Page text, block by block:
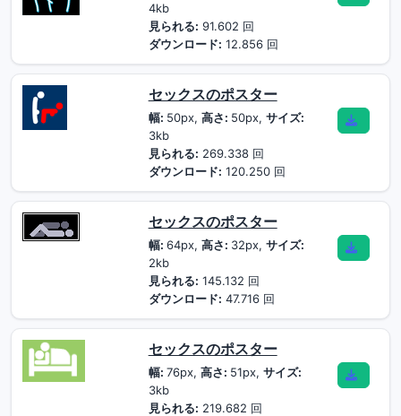
4kb
見られる: 91.602 回
ダウンロード: 12.856 回
セックスのポスター
幅: 50px, 高さ: 50px, サイズ:
3kb
見られる: 269.338 回
ダウンロード: 120.250 回
セックスのポスター
幅: 64px, 高さ: 32px, サイズ:
2kb
見られる: 145.132 回
ダウンロード: 47.716 回
セックスのポスター
幅: 76px, 高さ: 51px, サイズ:
3kb
見られる: 219.682 回